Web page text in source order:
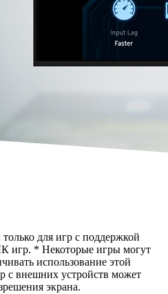
для игр с поддержкой
игр. * Некоторые игры могут
использование этой
с внешних устройств может
экрана.